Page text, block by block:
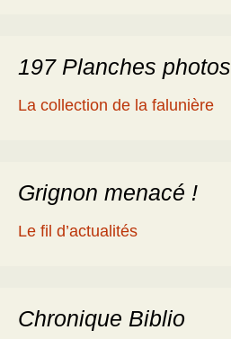
197 Planches photos
La collection de la falunière
Grignon menacé !
Le fil d’actualités
Chronique Biblio